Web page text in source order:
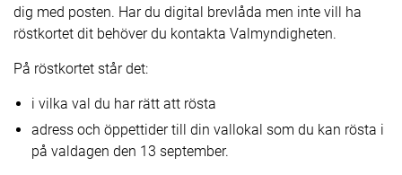
dig med posten. Har du digital brevlåda men inte vill ha
röstkortet dit behöver du kontakta Valmyndigheten.
På röstkortet står det:
i vilka val du har rätt att rösta
adress och öppettider till din vallokal som du kan rösta i
på valdagen den 13 september.